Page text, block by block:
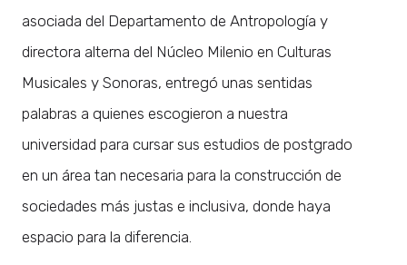
asociada del Departamento de Antropología y
directora alterna del Núcleo Milenio en Culturas
Musicales y Sonoras, entregó unas sentidas
palabras a quienes escogieron a nuestra
universidad para cursar sus estudios de postgrado
en un área tan necesaria para la construcción de
sociedades más justas e inclusiva, donde haya
espacio para la diferencia.